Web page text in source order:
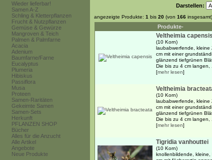
Wieder lieferbar!
Samen A-Z
Schling & Kletterpflanzen
Frucht & Nutzpflanzen
Gemüse & Gewürze
Mangroven & Teich
Palmen & Palmfarne
Acacia
Adenium
Baumfarne/Farne
Eucalyptus
Plumeria
Hibiskus
Passiflora
Musa
Proteen
Samen-Raritäten
Gekeimte Samen
Samen-Sets
Herkunft
PFLANZEN SHOP
Bücher
Alles für die Anzucht
Alle Artikel
Angebote
Neue Produkte
Darstellen:
angezeigte Produkte: 1 bis 20 (von 166 insgesamt)
Produkte-
Veltheimia capensis
(10 Korn)
laubabwerfende, kleine
cm mit einer
glänzend tiefgrünen
Die bis zu 4 cm langen,
[mehr lesen]
Veltheimia
(10 Korn)
laubabwerfende, kleine
cm mit einer
glänzend tiefgrünen
Die bis zu 4 cm langen,
[mehr lesen]
Tigridia vanhouttei
(10 Korn)
knollenbildende,